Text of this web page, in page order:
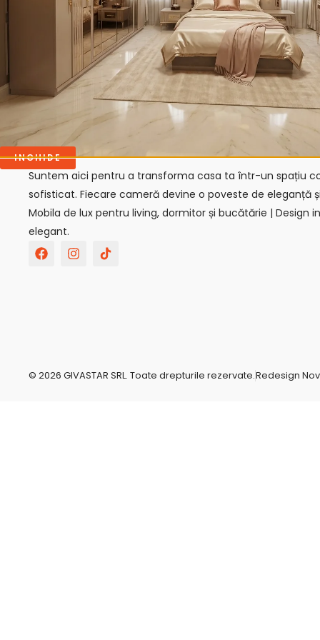
Bine ai venit la GIVASTAR!
Suntem aici pentru a transforma casa ta într-un spațiu
sofisticat. Fiecare cameră devine o poveste de eleganță
Mobila de lux pentru living, dormitor și bucătărie | Design
elegant.
F
a
I
n
T
i
r
© 2026 GIVASTAR SRL. Toate drepturile rezervate.Redesign
INCHIDE